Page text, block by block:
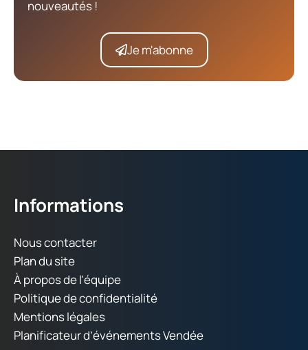
nouveautés !
Je m'abonne
Informations
Nous contacter
Plan du site
À propos de l'équipe
Politique de confidentialité
Mentions légales
Planificateur d’événements Vendée